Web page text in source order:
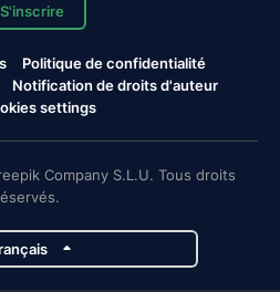
S'inscrire
Politique de confidentialité
Notification de droits d'auteur
settings
Company S.L.U. Tous droits